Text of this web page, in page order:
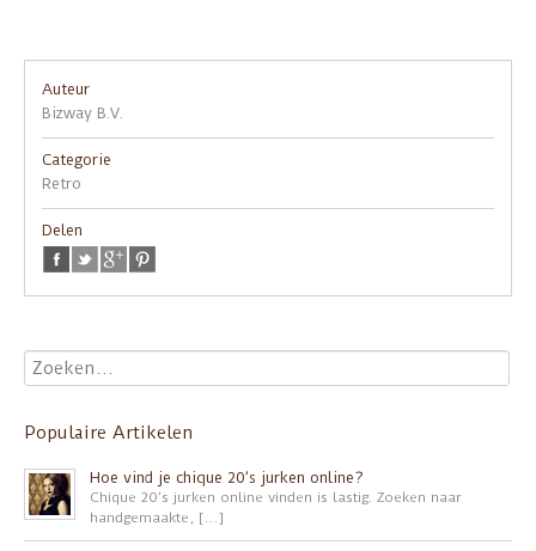
Auteur
Bizway B.V.
Categorie
Retro
Delen
Populaire Artikelen
Hoe vind je chique 20’s jurken online?
Chique 20’s jurken online vinden is lastig. Zoeken naar
handgemaakte, […]